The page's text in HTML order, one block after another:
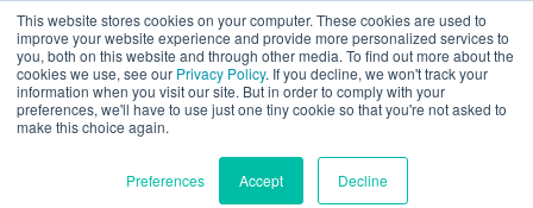
This website stores cookies on your computer. These cookies are used to
improve your website experience and provide more personalized services to
you, both on this website and through other media. To find out more about the
cookies we use, see our Privacy Policy. If you decline, we won't track your
information when you visit our site. But in order to comply with your
preferences, we'll have to use just one tiny cookie so that you're not asked to
make this choice again.
Preferences Accept Decline
Evaluación parcial
Noticias